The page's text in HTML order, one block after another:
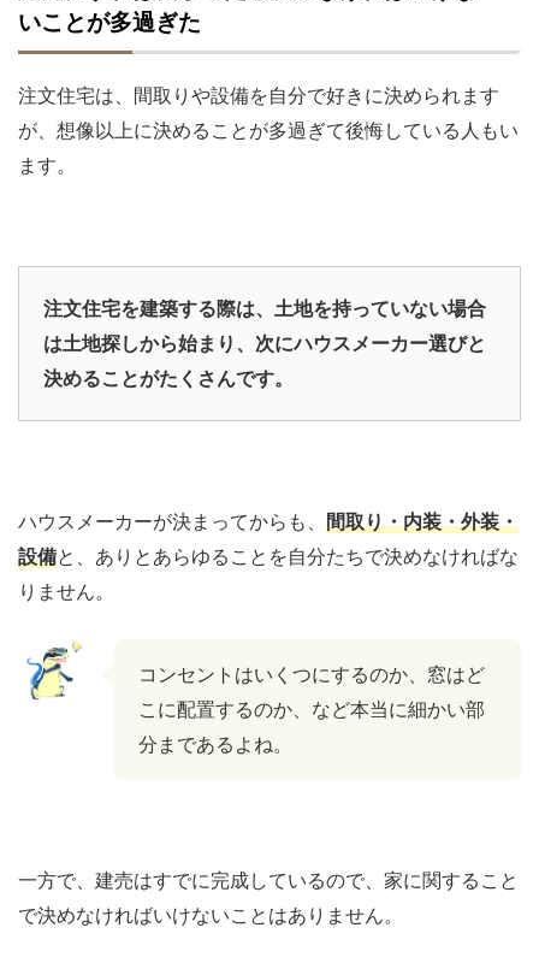
いことが多過ぎた
注文住宅は、間取りや設備を自分で好きに決められます
が、想像以上に決めることが多過ぎて後悔している人もい
ます。
注文住宅を建築する際は、土地を持っていない場合
は土地探しから始まり、次にハウスメーカー選びと
決めることがたくさんです。
ハウスメーカーが決まってからも、 間取り・内装・外装・
設備と、ありとあらゆることを自分たちで決めなければな
りません。
コンセントはいくつにするのか、窓はど
こに配置するのか、など本当に細かい部
分まであるよね。
一方で、建売はすでに完成しているので、家に関すること
で決めなければいけないことはありません。